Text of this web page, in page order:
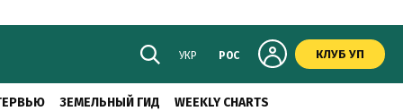
УКР РОС КЛУБ УП
ЗЕМЕЛЬНЫЙ ГИД WEEKLY CHARTS